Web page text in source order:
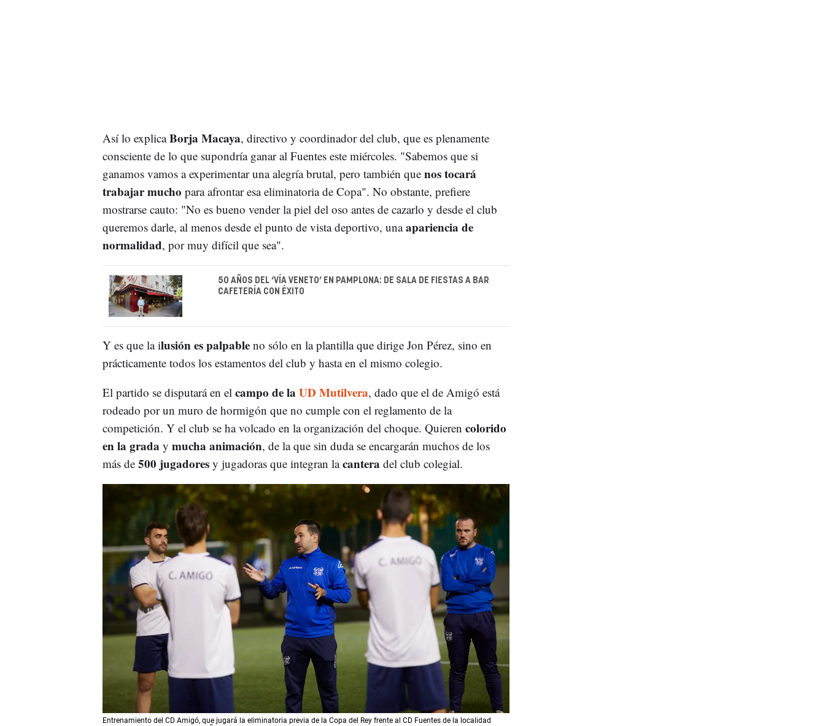
Así lo explicaBorja Macaya, directivo y coordinador del club, que es plenamente
consciente de lo que supondría ganar al Fuentes este miércoles. "Sabemos que si
ganamos vamos a experimentar una alegría brutal, pero también que nos tocará
trabajar mucho para afrontar esa eliminatoria de Copa". No obstante, prefiere
mostrarse cauto: "No es bueno vender la piel del oso antes de cazarlo y desde el club
queremos darle, al menos desde el punto de vista deportivo, unaapariencia de
normalidad, por muy difícil que sea".
50 AÑOS DEL ‘VÍA VENETO’ EN PAMPLONA: DE SALA DE FIESTAS A BAR
CAFETERÍA CON ÉXITO
Y es que la ilusión es palpableno sólo en la plantilla que dirige Jon Pérez, sino en
prácticamente todos los estamentos del club y hasta en el mismo colegio.
El partido se disputará en el campo de la UD Mutilvera, dado que el de Amigó está
rodeado por un muro de hormigón que no cumple con el reglamento de la
competición. Y el club se ha volcado en la organización del choque. Quieren colorido
en la grada y mucha animación, de la que sin duda se encargarán muchos de los
más de 500 jugadoresy jugadoras que integran lacantera del club colegial.
Entrenamiento del CD Amigó, que jugará la eliminatoria previa de la Copa del Rey frente al CD Fuentes de la localidad